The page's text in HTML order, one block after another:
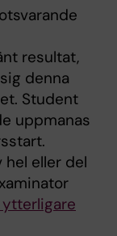
resultat,
denna
Student
uppmanas
hel eller del
ytterligare